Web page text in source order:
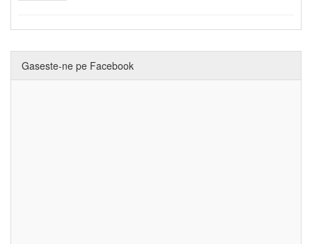
Gaseste-ne pe Facebook